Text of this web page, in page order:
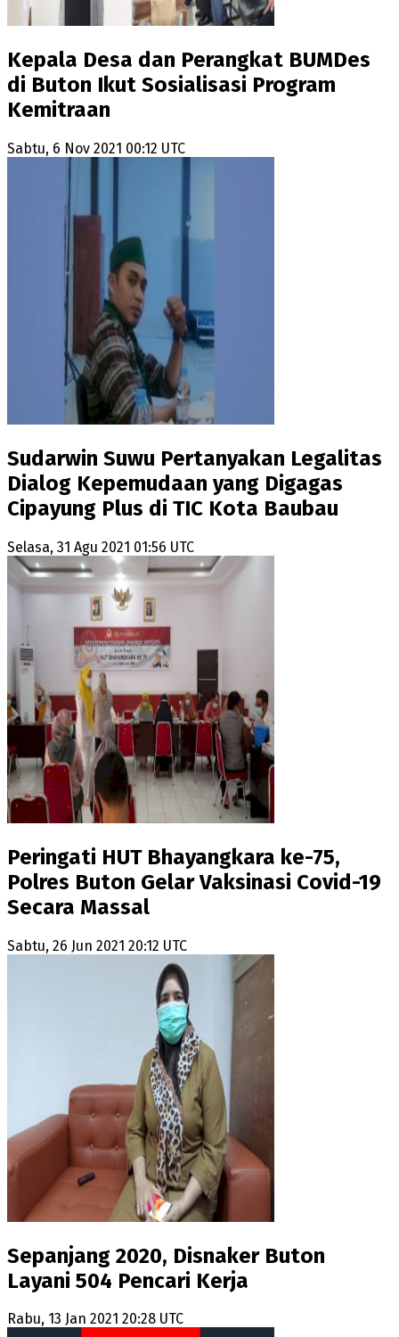
Kepala Desa dan Perangkat BUMDes
di Buton Ikut Sosialisasi Program
Kemitraan
Sabtu, 6 Nov 2021 00:12 UTC
Sudarwin Suwu Pertanyakan Legalitas
Dialog Kepemudaan yang Digagas
Cipayung Plus di TIC Kota Baubau
Selasa, 31 Agu 2021 01:56 UTC
Peringati HUT Bhayangkara ke-75,
Polres Buton Gelar Vaksinasi Covid-19
Secara Massal
Sabtu, 26 Jun 2021 20:12 UTC
Sepanjang 2020, Disnaker Buton
Layani 504 Pencari Kerja
Rabu, 13 Jan 2021 20:28 UTC